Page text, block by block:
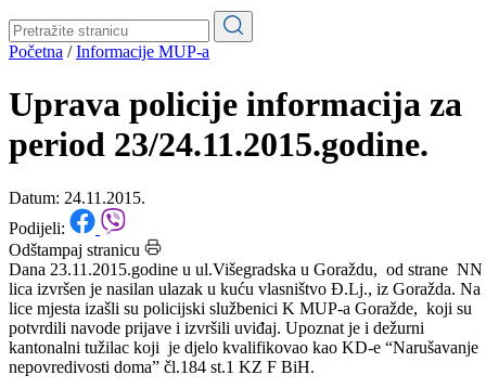
Pale-Prača
Kontakt
Početna/Informacije MUP-a
Uprava policije informacija za
period 23/24.11.2015.godine.
Datum: 24.11.2015.
Podijeli:
Odštampaj stranicu
Dana 23.11.2015.godine u ul.Višegradska u Goraždu, od strane NN
lica izvršen je nasilan ulazak u kuću vlasništvo Đ.Lj., iz Goražda. Na
lice mjesta izašli su policijski službenici K MUP-a Goražde, koji su